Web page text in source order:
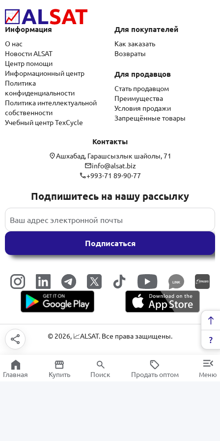
Информация
О нас
Новости ALSAT
Центр помощи
Информационный центр
Политика
конфиденциальности
Политика интеллектуальной
собственности
Учебный центр TexCycle
Для покупателей
Как заказать
Возвраты
Для продавцов
Стать продавцом
Преимущества
Условия продажи
Запрещённые товары
Контакты
Ашхабад, Гарашсызлык шайолы, 71
info@alsat.biz
+993-71 89-90-77
Подпишитесь на нашу рассылку
Подписаться
LINK
© 2026, 📈ALSAT. Все права защищены.
Главная Купить Поиск Продать оптом Меню